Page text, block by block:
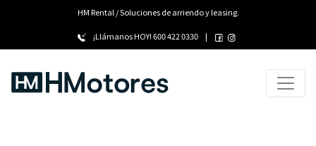
HM Rental / Soluciones de arriendo y leasing.
¡Llámanos HOY!600 422 0330 |